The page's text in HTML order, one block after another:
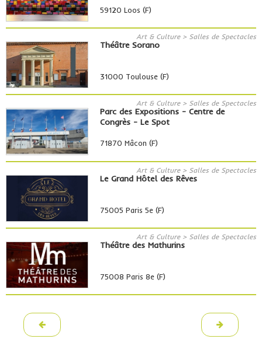
59120 Loos (F)
Art & Culture > Salles de Spectacles
Théâtre Sorano
31000 Toulouse (F)
Art & Culture > Salles de Spectacles
Parc des Expositions - Centre de
Congrès - Le Spot
71870 Mâcon (F)
Art & Culture > Salles de Spectacles
Le Grand Hôtel des Rêves
75005 Paris 5e (F)
Art & Culture > Salles de Spectacles
Théâtre des Mathurins
75008 Paris 8e (F)